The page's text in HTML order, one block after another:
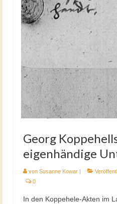
Georg
eigenhändige
von Susanne Kowar |
0
In den Koppehele-Akten im